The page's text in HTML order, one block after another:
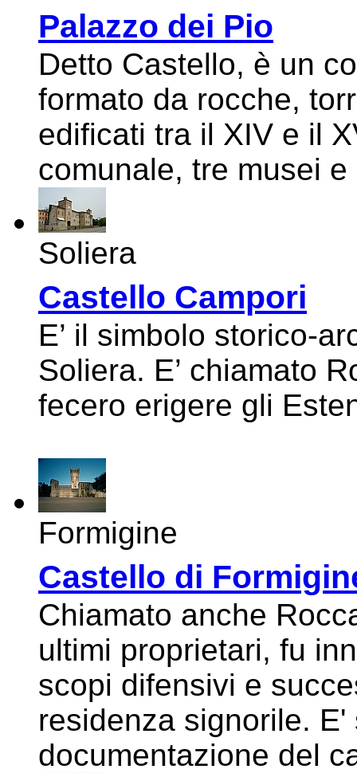
Palazzo dei Pio
Detto Castello, è un
formato da rocche,
edificati tra il XIV e il
comunale, tre musei
Soliera
Castello Campori
E’ il simbolo storico-
Soliera. E’ chiamato
fecero erigere gli
Formigine
Castello di
Chiamato anche
ultimi proprietari, fu
scopi difensivi e
residenza signorile.
documentazione del